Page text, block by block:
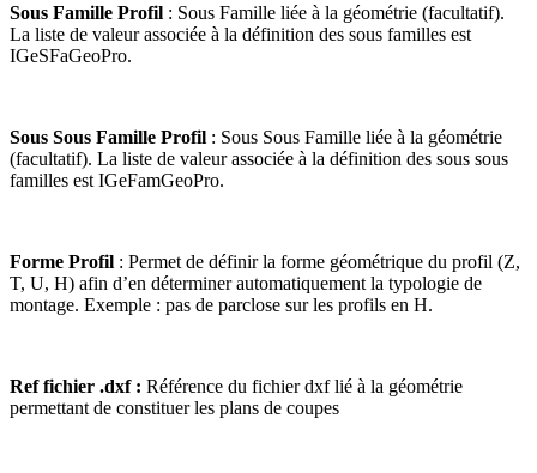
Sous Famille Profil : Sous Famille liée à la géométrie (facultatif).
La liste de valeur associée à la définition des sous familles est
IGeSFaGeoPro.
Sous Sous Famille Profil : Sous Sous Famille liée à la géométrie
(facultatif). La liste de valeur associée à la définition des sous sous
familles est IGeFamGeoPro.
Forme Profil : Permet de définir la forme géométrique du profil (Z,
T, U, H) afin d’en déterminer automatiquement la typologie de
montage. Exemple : pas de parclose sur les profils en H.
Ref fichier .dxf : Référence du fichier dxf lié à la géométrie
permettant de constituer les plans de coupes